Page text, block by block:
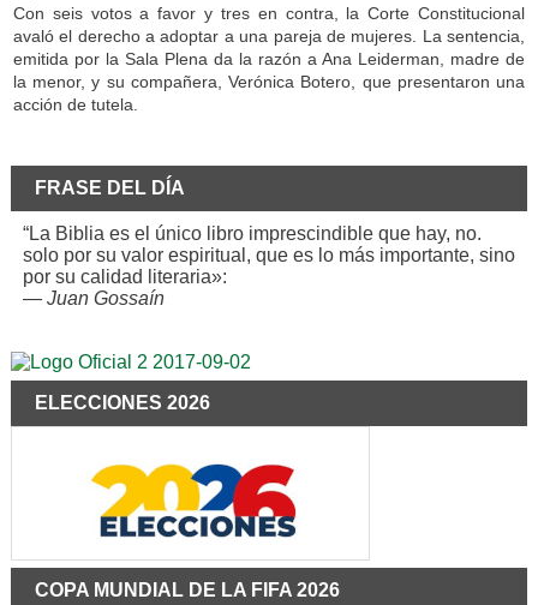
Con seis votos a favor y tres en contra, la Corte Constitucional
avaló el derecho a adoptar a una pareja de mujeres. La sentencia,
emitida por la Sala Plena da la razón a Ana Leiderman, madre de
la menor, y su compañera, Verónica Botero, que presentaron una
acción de tutela.
FRASE DEL DÍA
“La Biblia es el único libro imprescindible que hay, no.
solo por su valor espiritual, que es lo más importante, sino
por su calidad literaria»:
— Juan Gossaín
ELECCIONES 2026
COPA MUNDIAL DE LA FIFA 2026